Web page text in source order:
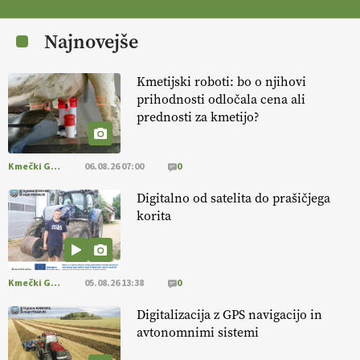
varnost,
okolje in kakovost življenja. VEČ
https://t.co/K0USFPJ5fJ @EUAgri #IMCAP #CAP
https://t.co/vcHhoOixHy
14.07.2026
[EKOloško = LOGIČNO ]
Danes ni pomembna le količina hrane,
ampak tudi način njene pridelave
@EUAgri #imcap #cap #blog https://t.co/2sllAmcKwG
[EKOloško = LOGIČNO
prilagojene sorte
so temelj uspešne ekološke pridelave.
https://t.co/OQSsax7l8V @EUAgri #IMCAP #CAP
https://t.co/PAL0zlhVia
[EKOloško = LOGIČNO
Najnovejše
Kmetijski roboti: bo o njihovi
prihodnosti odločala cena ali
prednosti za kmetijo?
Kmečki Glas 06.08.26 07:00 0
Digitalno od satelita do prašičjega
korita
Kmečki Glas 05.08.26 13:38 0
Digitalizacija z GPS navigacijo in
avtonomnimi sistemi